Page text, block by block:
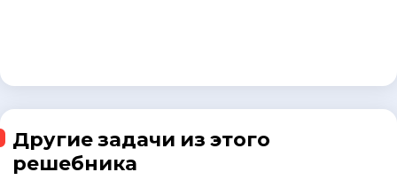
Другие задачи из этого
решебника